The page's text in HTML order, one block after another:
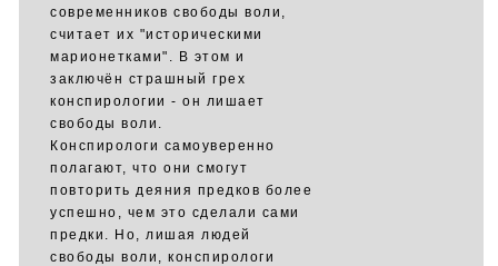
современников свободы воли,
считает их "историческими
марионетками". В этом и
заключён страшный грех
конспирологии - он лишает
свободы воли.
Конспирологи самоуверенно
полагают, что они смогут
повторить деяния предков более
успешно, чем это сделали сами
предки. Но, лишая людей
свободы воли, конспирологи